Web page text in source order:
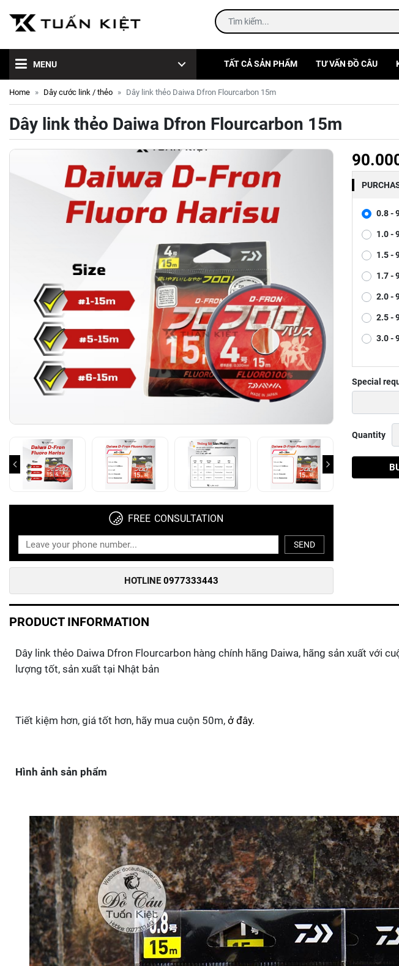
MENU TẤT CẢ SẢN PHẨM TƯ VẤN ĐỒ CÂU
Home Dây cước link / thẻo Dây link thẻo Daiwa Dfron Flourcarbon 15m
Dây link thẻo Daiwa Dfron Flourcarbon 15m
FREE CONSULTATION
SEND
HOTLINE 0977333443
0.8 -
1.0 -
1.5 -
1.7 -
2.0 -
2.5 -
3.0 -
Special
Quantity
PRODUCT INFORMATION
Dây link thẻo Daiwa Dfron Flourcarbon hàng chính hãng Daiwa, hãng sản xuất với
lượng tốt, sản xuất tại Nhật bản
Tiết kiệm hơn, giá tốt hơn, hãy mua cuộn 50m, ở đây.
Hình ảnh sản phẩm